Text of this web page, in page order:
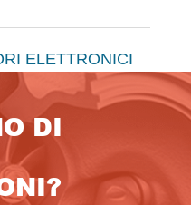
ELETTRONICI
DI